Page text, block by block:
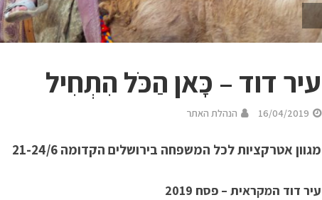
עיר דוד – כָּאן הַכֹּל הִתְחִיל
16/04/2019 הנהלת האתר
מגוון אטרקציות לכל המשפחה בירושלים הקדומה 21-24/6
עיר דוד המקראית – פסח 2019